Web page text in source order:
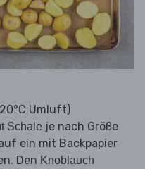
Umluft)
Schale je nach Größe
ein mit Backpapier
Den Knoblauch